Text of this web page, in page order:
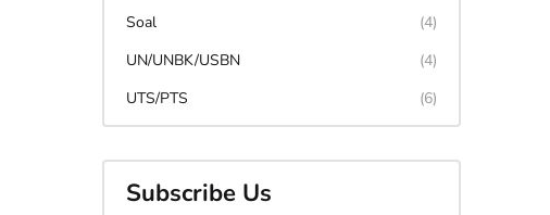
Soal
(4)
UN/UNBK/USBN
(4)
UTS/PTS
(6)
Subscribe Us